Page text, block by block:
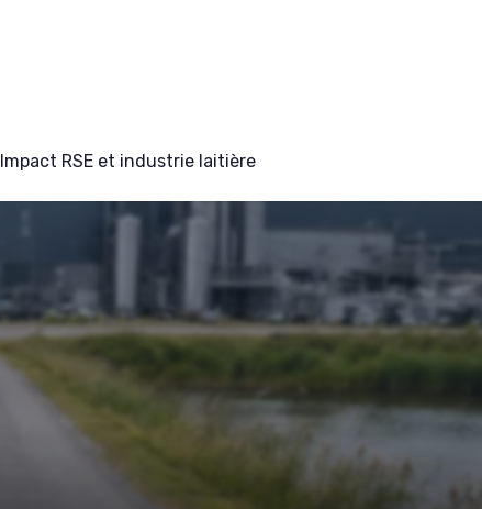
Impact RSE et industrie laitière